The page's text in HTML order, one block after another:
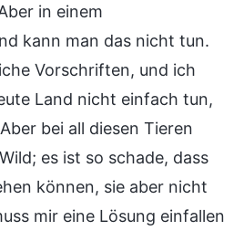
in einem
kann man das nicht tun.
Vorschriften, und ich
Land nicht einfach tun,
bei all diesen Tieren
es ist so schade, dass
können, sie aber nicht
mir eine Lösung einfallen